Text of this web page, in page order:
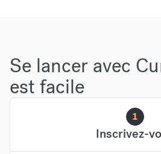
Se lancer avec
est facile
1
Inscrivez-